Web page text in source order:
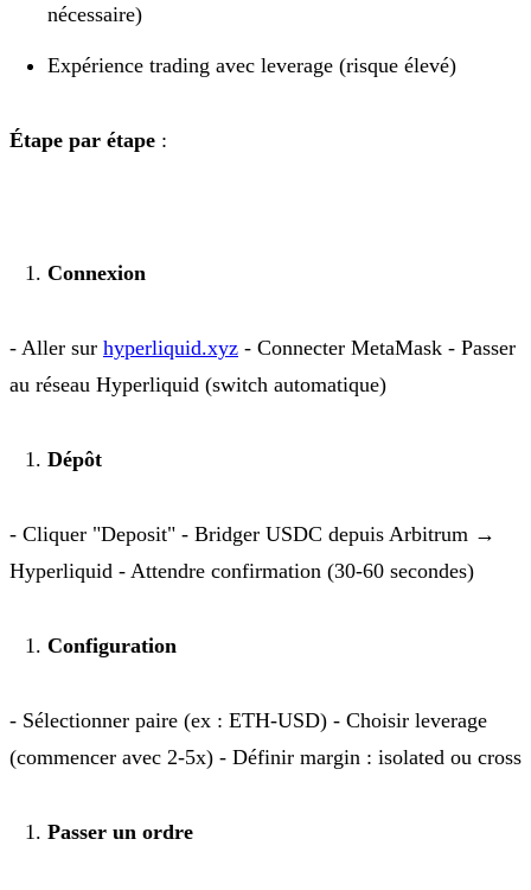
nécessaire)
Expérience trading avec leverage (risque élevé)
Étape par étape :
Connexion
- Aller sur hyperliquid.xyz - Connecter MetaMask - Passer
au réseau Hyperliquid (switch automatique)
Dépôt
- Cliquer "Deposit" - Bridger USDC depuis Arbitrum →
Hyperliquid - Attendre confirmation (30-60 secondes)
Configuration
- Sélectionner paire (ex : ETH-USD) - Choisir leverage
(commencer avec 2-5x) - Définir margin : isolated ou cross
Passer un ordre